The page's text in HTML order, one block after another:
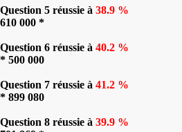
Question 5 réussie à 38.9 %
610 000 *
Question 6 réussie à 40.2 %
* 500 000
Question 7 réussie à 41.2 %
* 899 080
Question 8 réussie à 39.9 %